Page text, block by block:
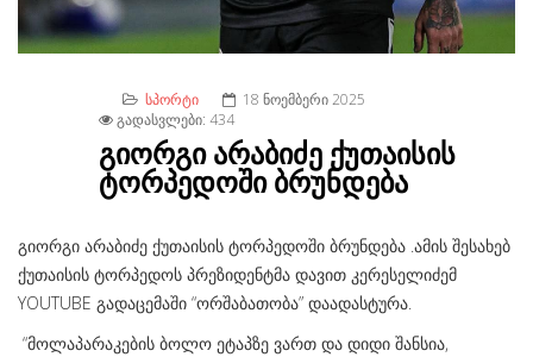
ᲡᲞᲝᲠᲢᲘ
18 ᲜᲝᲔᲛᲑᲔᲠᲘ 2025
ᲒᲐᲓᲐᲡᲕᲚᲔᲑᲘ: 434
გიორგი არაბიძე ქუთაისის
ტორპედოში ბრუნდება
გიორგი არაბიძე ქუთაისის ტორპედოში ბრუნდება .ამის შესახებ
ქუთაისის ტორპედოს პრეზიდენტმა დავით კერესელიძემ
YOUTUBE გადაცემაში “ორშაბათობა” დაადასტურა.
“მოლაპარაკების ბოლო ეტაპზე ვართ და დიდი შანსია,